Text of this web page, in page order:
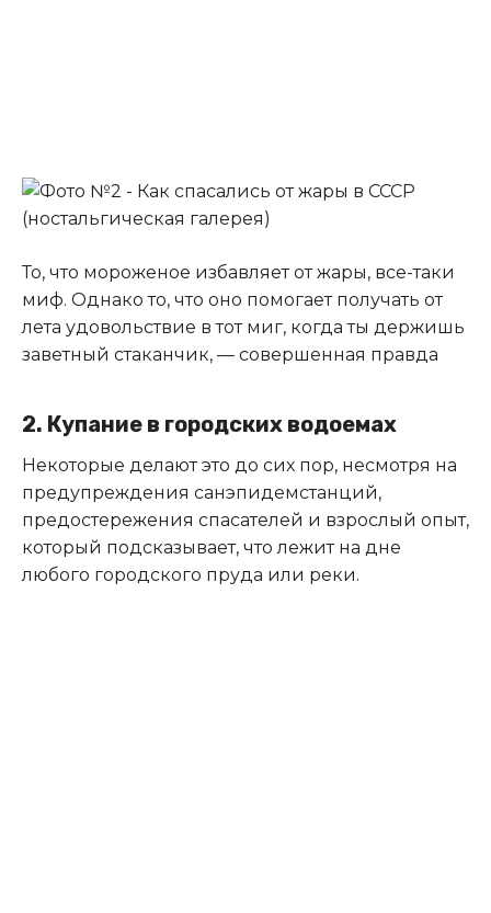
То, что мороженое избавляет от жары, все-таки
миф. Однако то, что оно помогает получать от
лета удовольствие в тот миг, когда ты держишь
заветный стаканчик, — совершенная правда
2. Купание в городских водоемах
Некоторые делают это до сих пор, несмотря на
предупреждения санэпидемстанций,
предостережения спасателей и взрослый опыт,
который подсказывает, что лежит на дне
любого городского пруда или реки.